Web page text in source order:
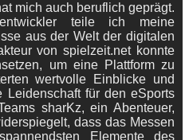
mich auch beruflich geprägt.
teile ich meine
aus der Welt der digitalen
von spielzeit.net konnte
um eine Plattform zu
wertvolle Einblicke und
Leidenschaft für den eSports
sharKz, ein Abenteuer,
dass das Messen
Elemente des